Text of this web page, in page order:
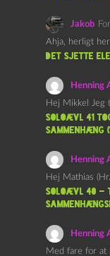
Jakob
det sjette
Soloævl 41
Sammenhæng
Soloævl 40 –